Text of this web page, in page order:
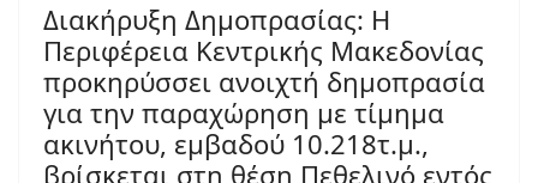
Διακήρυξη Δημοπρασίας: Η
Περιφέρεια Κεντρικής Μακεδονίας
προκηρύσσει ανοιχτή δημοπρασία
για την παραχώρηση με τίμημα
ακινήτου, εμβαδού 10.218τ.μ.,
βρίσκεται στη θέση Πεθελινό εντός